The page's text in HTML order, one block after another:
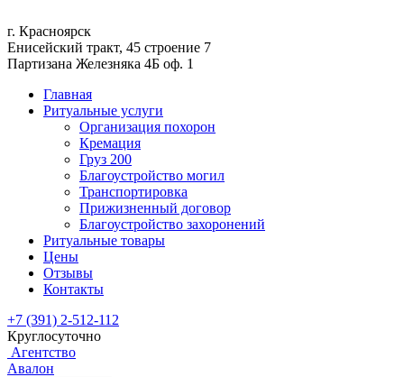
г. Красноярск
Енисейский тракт, 45 строение 7
Партизана Железняка 4Б оф. 1
Главная
Ритуальные услуги
Организация похорон
Кремация
Груз 200
Благоустройство могил
Транспортировка
Прижизненный договор
Благоустройство захоронений
Ритуальные товары
Цены
Отзывы
Контакты
+7 (391) 2-512-112
Круглосуточно
Агентство
Авалон